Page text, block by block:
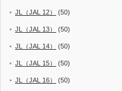
JL（JAL 12） (50)
JL（JAL 13） (50)
JL（JAL 14） (50)
JL（JAL 15） (50)
JL（JAL 16） (50)